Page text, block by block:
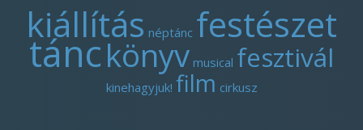
kiállítás néptánc festészet
tánckönyv musical fesztivál
kinehagyjuk! film cirkusz